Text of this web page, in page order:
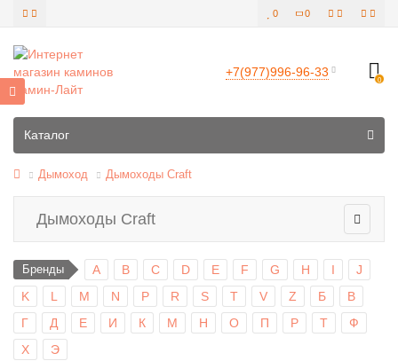
0
0
+7(977)996-96-33
0
Каталог
Дымоход Дымоходы Craft
Дымоходы Craft
Бренды A B C D E F G H I
J
K
L M N P R S T V Z Б
В
Г
Д Е И К М Н О П Р Т
Ф
Х
Э